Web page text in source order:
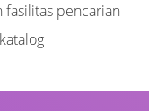
fasilitas pencarian